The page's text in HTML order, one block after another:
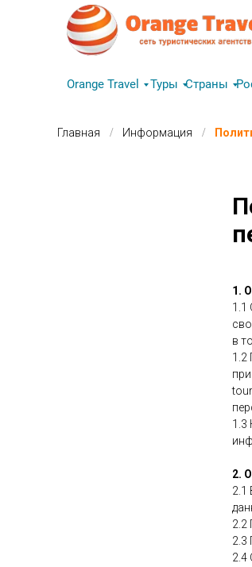
Orange Travel Туры Страны
Главная / Информация /
1.
1.1
в
1.2
1.3
2.
2.1
2.2
2.3
2.4